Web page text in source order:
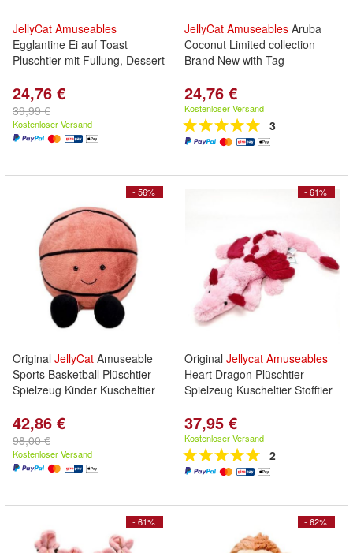
JellyCat Amuseables
Egglantine Ei auf Toast
Pluschtier mit Fullung, Dessert
24,76 €
39,99 €
Kostenloser Versand
JellyCat Amuseables Aruba
Coconut Limited collection
Brand New with Tag
24,76 €
Kostenloser Versand
3
- 56%
Original JellyCat Amuseable
Sports Basketball Plüschtier
Spielzeug Kinder Kuscheltier
42,86 €
98,00 €
Kostenloser Versand
- 61%
Original Jellycat Amuseables
Heart Dragon Plüschtier
Spielzeug Kuscheltier Stofftier
37,95 €
Kostenloser Versand
2
- 61% - 62%